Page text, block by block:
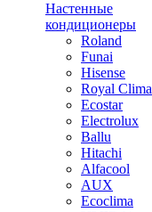
Настенные
кондиционеры
Roland
Funai
Hisense
Royal Clima
Ecostar
Electrolux
Ballu
Hitachi
Alfacool
AUX
Ecoclima